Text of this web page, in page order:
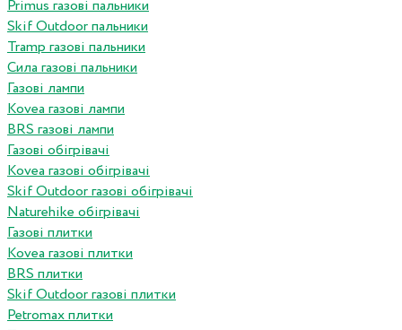
Primus газові пальники
Skif Outdoor пальники
Tramp газові пальники
Сила газові пальники
Газові лампи
Kovea газові лампи
BRS газові лампи
Газові обігрівачі
Kovea газові обігрівачі
Skif Outdoor газові обігрівачі
Naturehike обігрівачі
Газові плитки
Kovea газові плитки
BRS плитки
Skif Outdoor газові плитки
Petromax плитки